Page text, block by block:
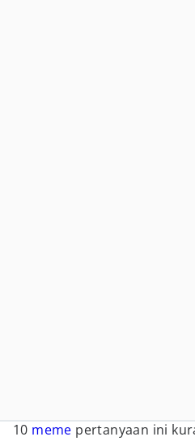
10 meme pertanyaan ini